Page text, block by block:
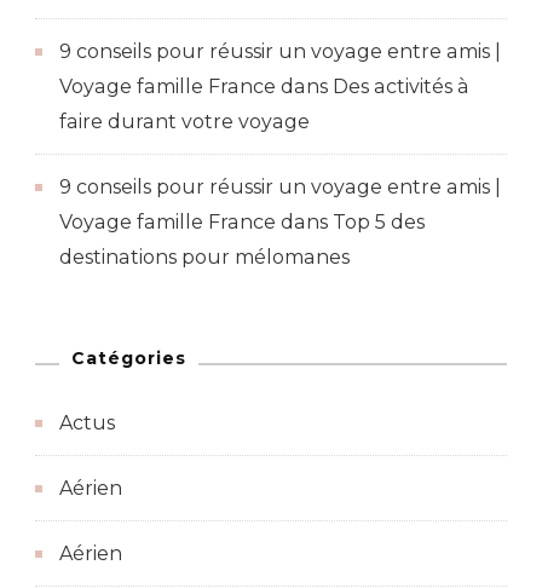
9 conseils pour réussir un voyage entre amis |
Voyage famille France dans Des activités à
faire durant votre voyage
9 conseils pour réussir un voyage entre amis |
Voyage famille France dans Top 5 des
destinations pour mélomanes
Catégories
Actus
Aérien
Aérien